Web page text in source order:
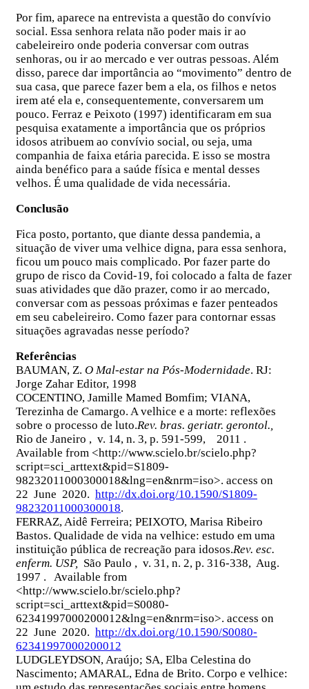
Por fim, aparece na entrevista a questão do convívio
social. Essa senhora relata não poder mais ir ao
cabeleireiro onde poderia conversar com outras
senhoras, ou ir ao mercado e ver outras pessoas. Além
disso, parece dar importância ao “movimento” dentro de
sua casa, que parece fazer bem a ela, os filhos e netos
irem até ela e, consequentemente, conversarem um
pouco. Ferraz e Peixoto (1997) identificaram em sua
pesquisa exatamente a importância que os próprios
idosos atribuem ao convívio social, ou seja, uma
companhia de faixa etária parecida. E isso se mostra
ainda benéfico para a saúde física e mental desses
velhos. É uma qualidade de vida necessária.
Conclusão
Fica posto, portanto, que diante dessa pandemia, a
situação de viver uma velhice digna, para essa senhora,
ficou um pouco mais complicado. Por fazer parte do
grupo de risco da Covid-19, foi colocado a falta de fazer
suas atividades que dão prazer, como ir ao mercado,
conversar com as pessoas próximas e fazer penteados
em seu cabeleireiro. Como fazer para contornar essas
situações agravadas nesse período?
Referências
BAUMAN, Z. O Mal-estar na Pós-Modernidade. RJ:
Jorge Zahar Editor, 1998
COCENTINO, Jamille Mamed Bomfim; VIANA,
Terezinha de Camargo. A velhice e a morte: reflexões
sobre o processo de luto.Rev. bras. geriatr. gerontol.,
Rio de Janeiro , v. 14, n. 3, p. 591-599, 2011 .
Available from <http://www.scielo.br/scielo.php?
script=sci_arttext&pid=S1809-
98232011000300018&lng=en&nrm=iso>. access on
22 June 2020. http://dx.doi.org/10.1590/S1809-
98232011000300018.
FERRAZ, Aidê Ferreira; PEIXOTO, Marisa Ribeiro
Bastos. Qualidade de vida na velhice: estudo em uma
instituição pública de recreação para idosos.Rev. esc.
enferm. USP, São Paulo , v. 31, n. 2, p. 316-338, Aug.
1997 . Available from
<http://www.scielo.br/scielo.php?
script=sci_arttext&pid=S0080-
62341997000200012&lng=en&nrm=iso>. access on
22 June 2020. http://dx.doi.org/10.1590/S0080-
62341997000200012
LUDGLEYDSON, Araújo; SA, Elba Celestina do
Nascimento; AMARAL, Edna de Brito. Corpo e velhice: